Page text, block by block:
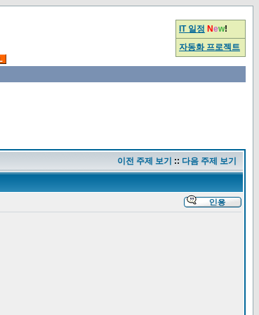
IT 일정 New!
자동화 프로젝트
이전 주제 보기 :: 다음 주제 보기